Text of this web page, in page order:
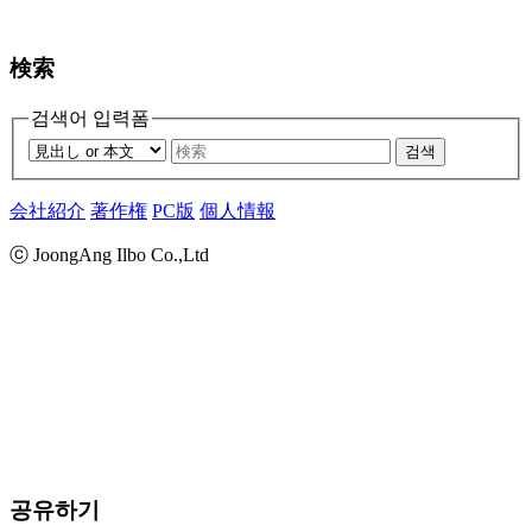
検索
검색어 입력폼
검색
会社紹介 著作権 PC版 個人情報
ⓒ JoongAng Ilbo Co.,Ltd
공유하기